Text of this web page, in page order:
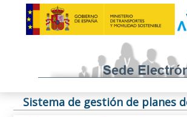
Sistema de gestión de planes